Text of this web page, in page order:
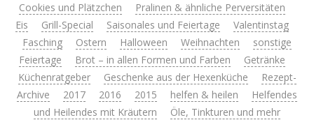
Cookies und Plätzchen
Pralinen & ähnliche Perversitäten
Eis
Grill-Special Saisonales und Feiertage
Valentinstag
Fasching
Ostern Halloween Weihnachten
sonstige
Feiertage
Brot – in allen Formen und Farben
Getränke
Küchenratgeber
Geschenke aus der Hexenküche
Rezept-
Archive
2017 2016 2015 helfen & heilen
Helfendes
und Heilendes mit Kräutern
Öle, Tinkturen und mehr